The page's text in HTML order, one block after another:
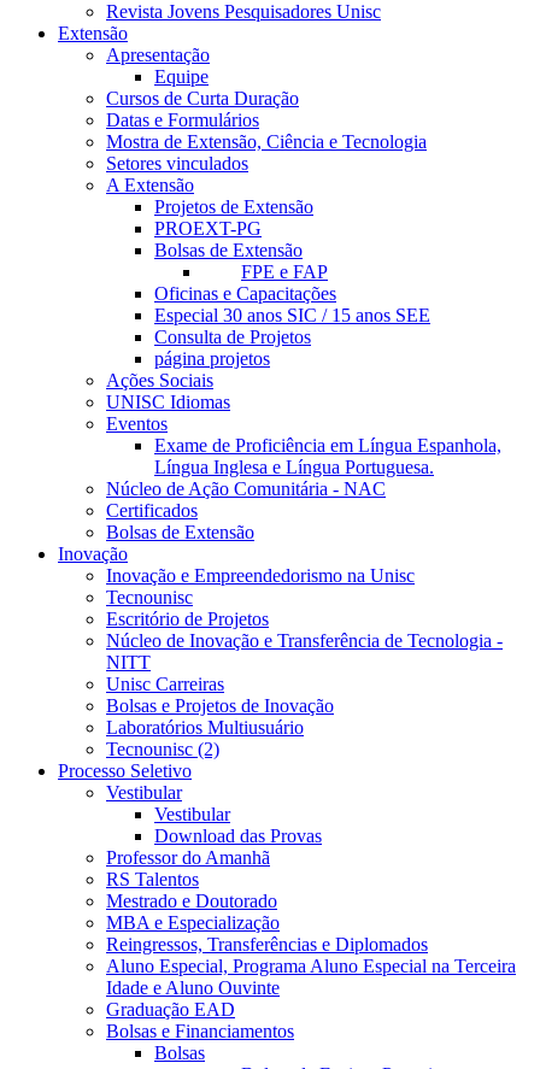
Revista Jovens Pesquisadores Unisc
Extensão
Apresentação
Equipe
Cursos de Curta Duração
Datas e Formulários
Mostra de Extensão, Ciência e Tecnologia
Setores vinculados
A Extensão
Projetos de Extensão
PROEXT-PG
Bolsas de Extensão
FPE e FAP
Oficinas e Capacitações
Especial 30 anos SIC / 15 anos SEE
Consulta de Projetos
página projetos
Ações Sociais
UNISC Idiomas
Eventos
Exame de Proficiência em Língua Espanhola,
Língua Inglesa e Língua Portuguesa.
Núcleo de Ação Comunitária - NAC
Certificados
Bolsas de Extensão
Inovação
Inovação e Empreendedorismo na Unisc
Tecnounisc
Escritório de Projetos
Núcleo de Inovação e Transferência de Tecnologia -
NITT
Unisc Carreiras
Bolsas e Projetos de Inovação
Laboratórios Multiusuário
Tecnounisc (2)
Processo Seletivo
Vestibular
Vestibular
Download das Provas
Professor do Amanhã
RS Talentos
Mestrado e Doutorado
MBA e Especialização
Reingressos, Transferências e Diplomados
Aluno Especial, Programa Aluno Especial na Terceira
Idade e Aluno Ouvinte
Graduação EAD
Bolsas e Financiamentos
Bolsas